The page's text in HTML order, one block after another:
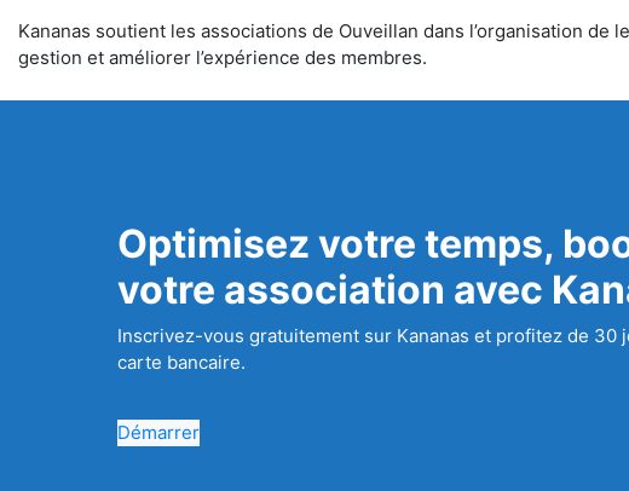
Kananas soutient les associations de Ouveillan dans l’organisation
gestion et améliorer l’expérience des membres.
Optimisez votre temps,
votre association avec
Inscrivez-vous gratuitement sur Kananas et profitez de 30
carte bancaire.
Démarrer